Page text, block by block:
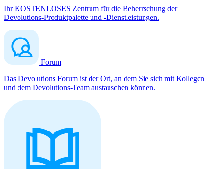
Ihr KOSTENLOSES Zentrum für die Beherrschung der
Devolutions-Produktpalette und -Dienstleistungen.
Forum
Das Devolutions Forum ist der Ort, an dem Sie sich mit Kollegen
und dem Devolutions-Team austauschen können.